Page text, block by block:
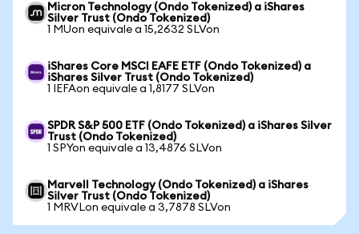
Micron Technology (Ondo Tokenized) a iShares
Silver Trust (Ondo Tokenized)
1 MUon equivale a 15,2632 SLVon
iShares Core MSCI EAFE ETF (Ondo Tokenized) a
iShares Silver Trust (Ondo Tokenized)
1 IEFAon equivale a 1,8177 SLVon
SPDR S&P 500 ETF (Ondo Tokenized) a iShares Silver
Trust (Ondo Tokenized)
1 SPYon equivale a 13,4876 SLVon
Marvell Technology (Ondo Tokenized) a iShares
Silver Trust (Ondo Tokenized)
1 MRVLon equivale a 3,7878 SLVon